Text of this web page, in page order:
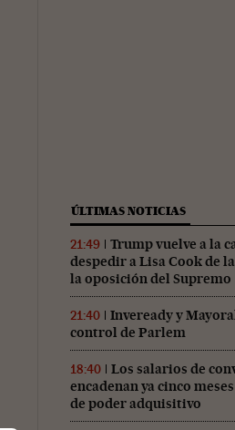
ÚLTIMAS NOTICIAS
21:49
Trump vuelve a la
despedir a Lisa Cook de la
la oposición del Supremo
21:40
Inveready y
control de Parlem
18:40
Los salarios de
encadenan ya cinco
de poder adquisitivo